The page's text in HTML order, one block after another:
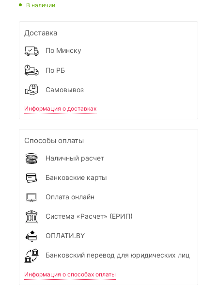
В наличии
Доставка
По Минску
По РБ
Самовывоз
Информация о доставках
Способы оплаты
Наличный расчет
Банковские карты
Оплата онлайн
Система «Расчет» (ЕРИП)
ОПЛАТИ.BY
Банковский перевод для юридических лиц
Информация о способах оплаты